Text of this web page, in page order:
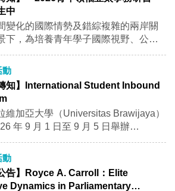
上午3小時
）+下午3小時（1310-1600）
）上午3小時（0900-1200）+下午3小
8/20（四）上午3小時
）+下午3小時（1310-1600） 上
體授課（社SS 2005） 課程簡介及
程為115-1學期
上課 • 修課學生完成暑期上
依據校方115-1選課時程選課、繳交學
：中山大學「政
學程」 學分採認及成績登錄 微
採集點式認證，學生修習符合取得微
中
變化的國際情勢及錯綜複雜的兩岸關
下，為培養青年學子國際視野、公共
研習營及中文研習營兩大系列課程，
學者以深入淺出的方式授課，帶領學
前國際趨勢與臺灣發展的重要議題。
研習營(8/4-8/5)招收具備基本英語聽說
年學子，課程內容聚焦國家韌性發
： -外交韌性(Diplomatic Resilience) -
Resilience) -科技韌性
Resilience) -能源韌性(Energy
Resilience) -經
Resilience) 授課講師將以清
動
知】International Student Inbound
維加亞大學（Universitas Brawijaya）
年 9 月 1 日至 9 月 5 日舉辦
2026/2027），邀請國際學生前往印
課程。 本次活動內容包含印尼
方分權課程、校園參訪、Malang City
動
告】Royce A. Carroll：Elite
Dynamics in Parliamentary